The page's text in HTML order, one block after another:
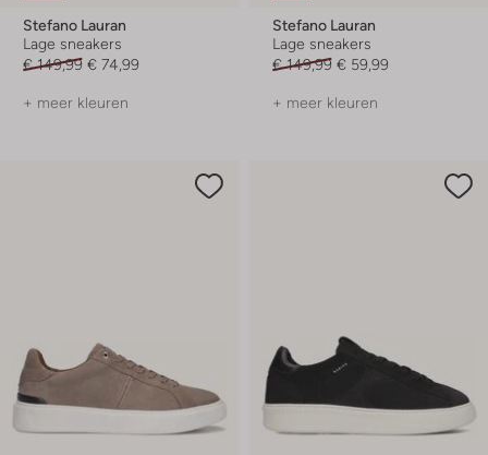
Stefano Lauran
Lage sneakers
€ 149,99 € 74,99
+ meer kleuren
Stefano Lauran
Lage sneakers
€ 149,99 € 59,99
+ meer kleuren